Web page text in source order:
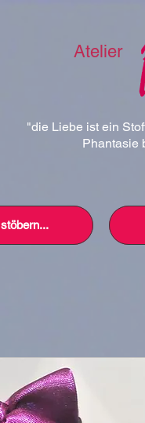
Atelier
"die Liebe ist ein
Phantasie
stöbern...